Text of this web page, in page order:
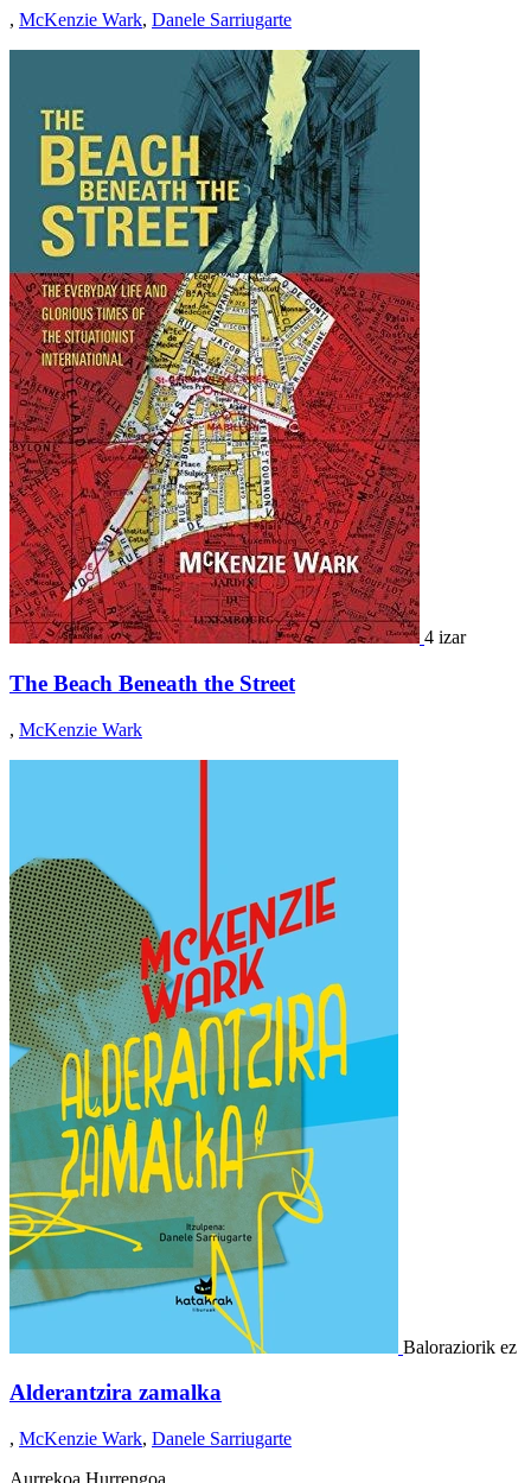
, McKenzie Wark, Danele Sarriugarte
4 izar
The Beach Beneath the Street
, McKenzie Wark
Baloraziorik ez
Alderantzira zamalka
, McKenzie Wark, Danele Sarriugarte
Aurrekoa Hurrengoa